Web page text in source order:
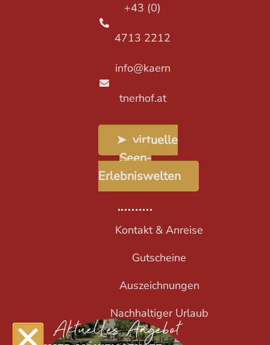
+43 (0)
4713 2212
info@kaern
tnerhof.at
➤ virtuelle
Seen-
Erlebniswelten
Kontakt & Anreise
Gutscheine
Auszeichnungen
Nachhaltiger Urlaub
AGBs
Aktuelles Angebot